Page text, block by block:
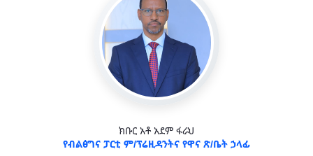
ክቡር አቶ አደም ፋራህ
የብልፅግና ፓርቲ ም/ፕሬዚዳንትና የዋና ጽ/ቤት ኃላፊ